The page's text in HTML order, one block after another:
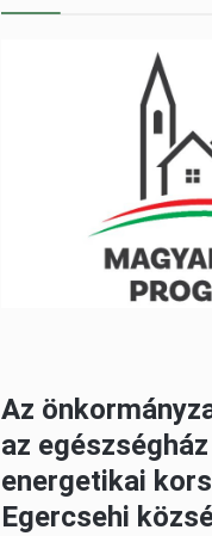
Az
az
energetikai
Egercsehi